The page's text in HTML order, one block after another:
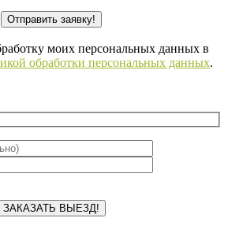
моих персональных данных в
обработки персональных данных.